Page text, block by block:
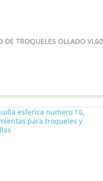
DE TROQUELES OLLADO VL60